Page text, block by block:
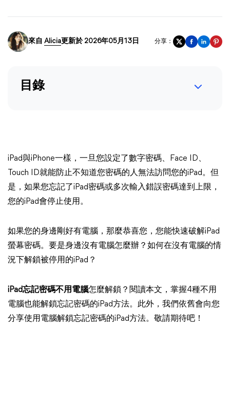
來自 Alicia更新於 2026年05月13日 分享：
目錄
iPad與iPhone一樣，一旦您設定了數字密碼、Face ID、
Touch ID就能防止不知道您密碼的人無法訪問您的iPad。但
是，如果您忘記了iPad密碼或多次輸入錯誤密碼達到上限，
您的iPad會停止使用。
如果您的身邊剛好有電腦，那麼恭喜您，您能快速破解iPad
螢幕密碼。要是身邊沒有電腦怎麼辦？如何在沒有電腦的情
況下解鎖被停用的iPad？
iPad忘記密碼不用電腦怎麼解鎖？閱讀本文，掌握4種不用
電腦也能解鎖忘記密碼的iPad方法。此外，我們依舊會向您
分享使用電腦解鎖忘記密碼的iPad方法。敬請期待吧！